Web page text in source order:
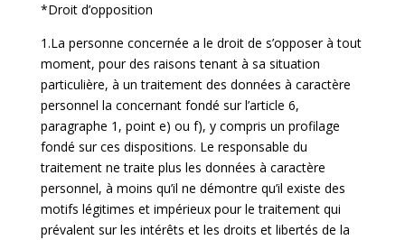
*Droit d’opposition
1.La personne concernée a le droit de s’opposer à tout
moment, pour des raisons tenant à sa situation
particulière, à un traitement des données à caractère
personnel la concernant fondé sur l’article 6,
paragraphe 1, point e) ou f), y compris un profilage
fondé sur ces dispositions. Le responsable du
traitement ne traite plus les données à caractère
personnel, à moins qu’il ne démontre qu’il existe des
motifs légitimes et impérieux pour le traitement qui
prévalent sur les intérêts et les droits et libertés de la